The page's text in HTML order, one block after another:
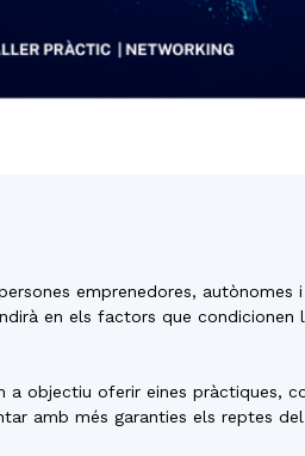
emprenedores,
en els factors que condicionen
a objectiu oferir eines pràctiques,
amb més garanties els reptes